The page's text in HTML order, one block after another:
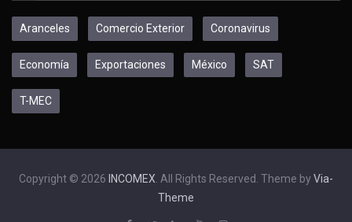
Aranceles Comercio Exterior Coronavirus
Economía Exportaciones México SAT
T-MEC
Copyright © 2026 INCOMEX . All Rights Reserved. Theme by Via-
Theme